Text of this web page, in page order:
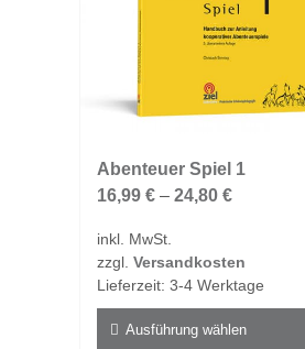
Produktseite
gewählt
werden
Abenteuer Spiel 1
16,99 € – 24,80 €
inkl. MwSt.
zzgl. Versandkosten
Lieferzeit: 3-4 Werktage
Ausführung wählen